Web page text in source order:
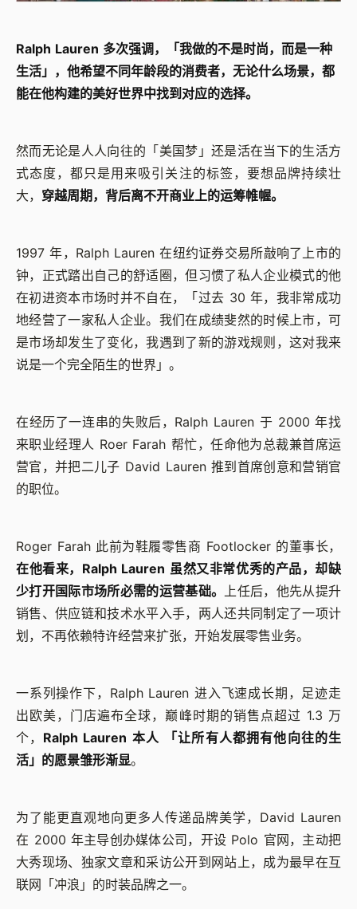
Ralph Lauren 多次强调，「我做的不是时尚，而是一种
生活」，他希望不同年龄段的消费者，无论什么场景，都
能在他构建的美好世界中找到对应的选择。
然而无论是人人向往的「美国梦」还是活在当下的生活方
式态度，都只是用来吸引关注的标签，要想品牌持续壮
大， 穿越周期，背后离不开商业上的运筹帷幄。
1997 年，Ralph Lauren 在纽约证券交易所敲响了上市的
钟，正式踏出自己的舒适圈，但习惯了私人企业模式的他
在初进资本市场时并不自在，「过去 30 年，我非常成功
地经营了一家私人企业。我们在成绩斐然的时候上市，可
是市场却发生了变化，我遇到了新的游戏规则，这对我来
说是一个完全陌生的世界」。
在经历了一连串的失败后，Ralph Lauren 于 2000 年找
来职业经理人 Roer Farah 帮忙，任命他为总裁兼首席运
营官，并把二儿子 David Lauren 推到首席创意和营销官
的职位。
Roger Farah 此前为鞋履零售商 Footlocker 的董事长，
在他看来，Ralph Lauren 虽然又非常优秀的产品，却缺
少打开国际市场所必需的运营基础。
上任后，他先从提升
销售、供应链和技术水平入手，两人还共同制定了一项计
划，不再依赖特许经营来扩张，开始发展零售业务。
一系列操作下，Ralph Lauren 进入飞速成长期，足迹走
出欧美，门店遍布全球，巅峰时期的销售点超过 1.3 万
个， Ralph Lauren 本人 「让所有人都拥有他向往的生
活」的愿景雏形渐显。
为了能更直观地向更多人传递品牌美学，David Lauren
在 2000 年主导创办媒体公司，开设 Polo 官网，主动把
大秀现场、独家文章和采访公开到网站上，成为最早在互
联网「冲浪」的时装品牌之一。